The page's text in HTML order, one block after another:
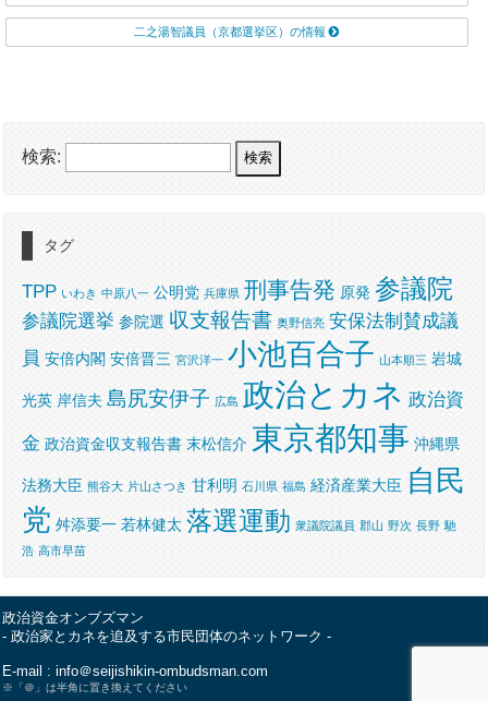
二之湯智議員（京都選挙区）の情報
検索:
タグ
TPP いわき 中原八一 公明党 兵庫県 刑事告発 原発 参議院
参議院選挙 参院選 収支報告書 奥野信亮 安保法制賛成議
員 安倍内閣 安倍晋三 宮沢洋一 小池百合子 山本順三 岩城
光英 岸信夫 島尻安伊子 広島 政治とカネ 政治資
金 政治資金収支報告書 末松信介 東京都知事 沖縄県
法務大臣 熊谷大 片山さつき 甘利明 石川県 福島 経済産業大臣 自民
党 舛添要一 若林健太 落選運動 衆議院議員 郡山 野次 長野 馳
浩 高市早苗
政治資金オンブズマン
- 政治家とカネを追及する市民団体のネットワーク -
E-mail : info＠seijishikin-ombudsman.com
※「＠」は半角に置き換えてください